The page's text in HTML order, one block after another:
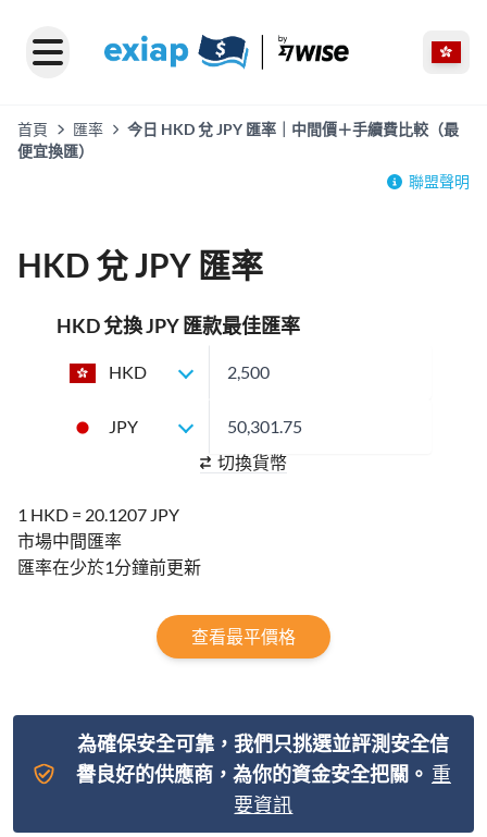
首頁 匯率
今日 HKD 兌 JPY 匯率｜中間價＋手續費比較（最
便宜換匯）
聯盟聲明
HKD 兌 JPY 匯率
HKD 兌換 JPY 匯款最佳匯率
HKD
JPY
切換貨幣
1 HKD = 20.1207 JPY
市場中間匯率
匯率在少於1分鐘前更新
查看最平價格
為確保安全可靠，我們只挑選並評測安全信
譽良好的供應商，為你的資金安全把關。 重
要資訊